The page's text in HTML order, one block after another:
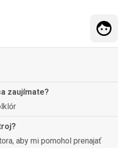
zaujímate?
aby mi pomohol prenajať